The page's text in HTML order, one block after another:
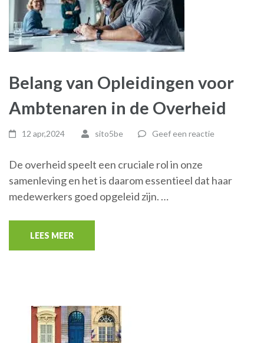
Belang van Opleidingen voor
Ambtenaren in de Overheid
12 apr,2024 sito5be Geef een reactie
De overheid speelt een cruciale rol in onze
samenleving en het is daarom essentieel dat haar
medewerkers goed opgeleid zijn. …
LEES MEER